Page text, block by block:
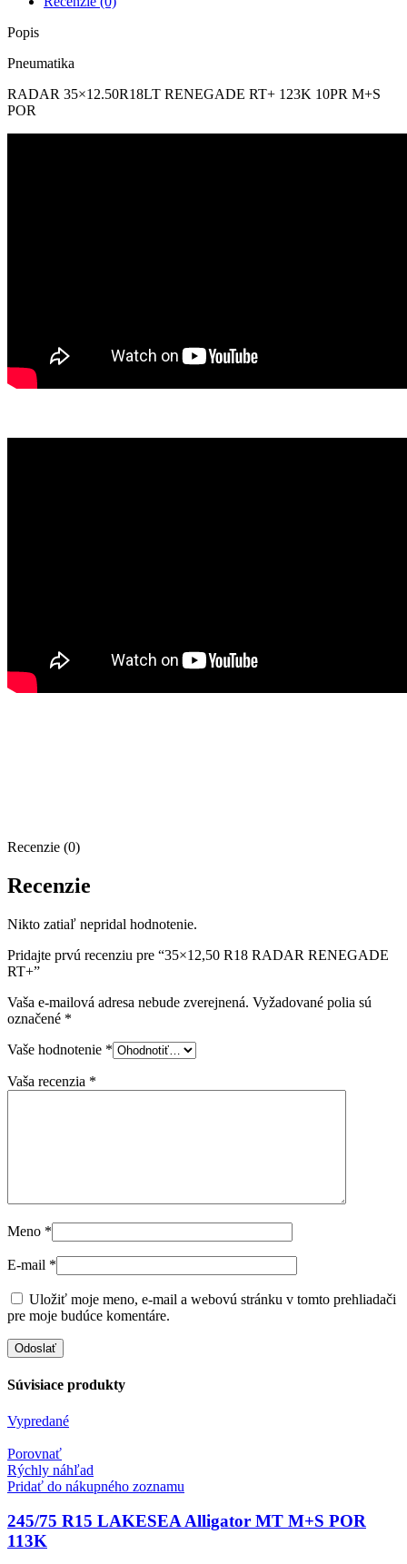
Popis
Pneumatika
RADAR 35×12.50R18LT RENEGADE RT+ 123K 10PR M+S
POR
Recenzie (0)
Recenzie
Nikto zatiaľ nepridal hodnotenie.
Pridajte prvú recenziu pre “35×12,50 R18 RADAR RENEGADE
RT+”
Vaša e-mailová adresa nebude zverejnená. Vyžadované polia sú
označené *
Vaše hodnotenie *
Vaša recenzia *
Meno *
E-mail *
Uložiť moje meno, e-mail a webovú stránku v tomto prehliadači
pre moje budúce komentáre.
Súvisiace produkty
Vypredané
Porovnať
Rýchly náhľad
Pridať do nákupného zoznamu
245/75 R15 LAKESEA Alligator MT M+S POR
113K